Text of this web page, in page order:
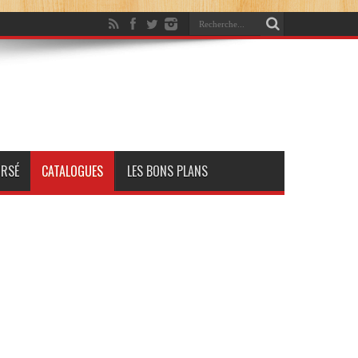
CATALOGUES LES BONS PLANS